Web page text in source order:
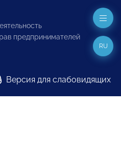
предпринимателей
Версия для слабовидящих
RU